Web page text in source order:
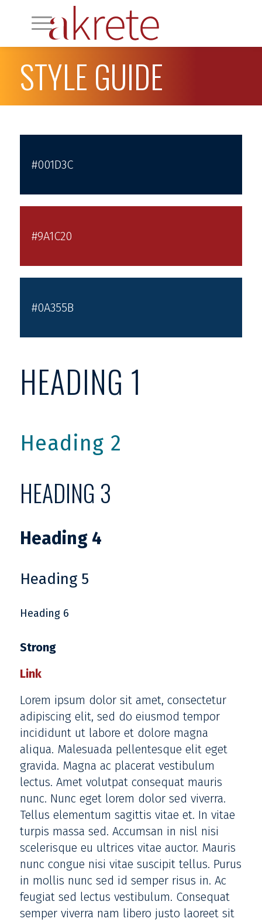
STYLE GUIDE
#001D3C
#9A1C20
#0A355B
HEADING 1
Heading 2
HEADING 3
Heading 4
Heading 5
Heading 6
Strong
Link
Lorem ipsum dolor sit amet, consectetur
adipiscing elit, sed do eiusmod tempor
incididunt ut labore et dolore magna
aliqua. Malesuada pellentesque elit eget
gravida. Magna ac placerat vestibulum
lectus. Amet volutpat consequat mauris
nunc. Nunc eget lorem dolor sed viverra.
Tellus elementum sagittis vitae et. In vitae
turpis massa sed. Accumsan in nisl nisi
scelerisque eu ultrices vitae auctor. Mauris
nunc congue nisi vitae suscipit tellus. Purus
in mollis nunc sed id semper risus in. Ac
feugiat sed lectus vestibulum. Consequat
semper viverra nam libero justo laoreet sit